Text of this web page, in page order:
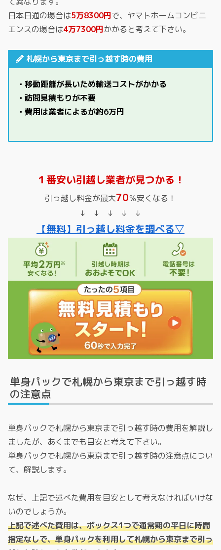
日本日通の場合は5万8300円で、ヤマトホームコンビニ
エンスの場合は4万7300円かかると考えて下さい。
札幌から東京まで引っ越す時の費用
・移動距離が長いため輸送コストがかかる
・訪問見積もりが不要
・費用は業者によるが約6万円
１番安い引越し業者が見つかる！
引っ越し料金が最大70％安くなる！
↓ ↓ ↓ ↓ ↓
【無料】引っ越し料金を調べる▽
単身パックで札幌から東京まで引っ越す時
の注意点
単身パックで札幌から東京まで引っ越す時の費用を解説し
ましたが、あくまでも目安と考えて下さい。
単身パックで札幌から東京まで引っ越す時の注意点につい
て、解説します。
なぜ、上記で述べた費用を目安として考えなければいけな
いのでしょうか。
上記で述べた費用は、ボックス1つで通常期の平日に時間
指定なしで、単身パックを利用して札幌から東京まで引っ